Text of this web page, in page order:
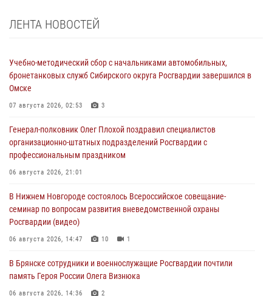
ЛЕНТА НОВОСТЕЙ
Учебно-методический сбор с начальниками автомобильных,
бронетанковых служб Сибирского округа Росгвардии завершился в
Омске
07 августа 2026, 02:53 3
Генерал-полковник Олег Плохой поздравил специалистов
организационно-штатных подразделений Росгвардии с
профессиональным праздником
06 августа 2026, 21:01
В Нижнем Новгороде состоялось Всероссийское совещание-
семинар по вопросам развития вневедомственной охраны
Росгвардии (видео)
06 августа 2026, 14:47 10 1
В Брянске сотрудники и военнослужащие Росгвардии почтили
память Героя России Олега Визнюка
06 августа 2026, 14:36 2